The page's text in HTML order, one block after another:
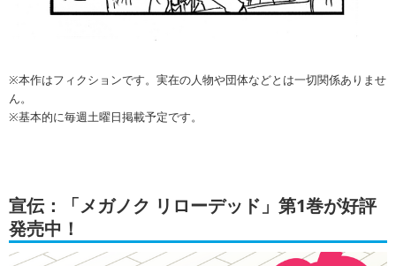
※本作はフィクションです。実在の人物や団体などとは一切関係ありませ
ん。
※基本的に毎週土曜日掲載予定です。
宣伝：「メガノク リローデッド」第1巻が好評
発売中！